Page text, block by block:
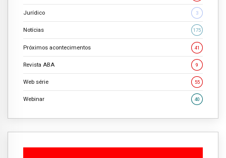
Jurídico 3
Notícias 175
Próximos acontecimentos 41
Revista ABA 9
Web série 55
Webinar 40